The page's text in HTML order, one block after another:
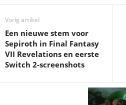
Vorig artikel
Een nieuwe stem voor
Sepiroth in Final Fantasy
VII Revelations en eerste
Switch 2-screenshots